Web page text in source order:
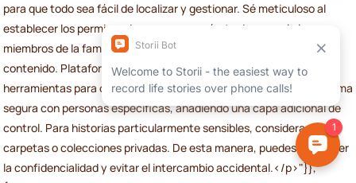
para que todo sea fácil de localizar y gestionar. Sé meticuloso al
establecer los permisos de acceso: asegúrate de que solo los
miembros de la familia autorizados puedan ver o interactuar con el
contenido. Plataformas como <strong>Storii</strong> ofrecen
herramientas para compartir grabaciones y transcripciones de forma
segura con personas específicas, añadiendo una capa adicional de
control. Para historias particularmente sensibles, considera crear
carpetas o colecciones privadas. De esta manera, puedes mantener
la confidencialidad y evitar el intercambio accidental.</p>"}},